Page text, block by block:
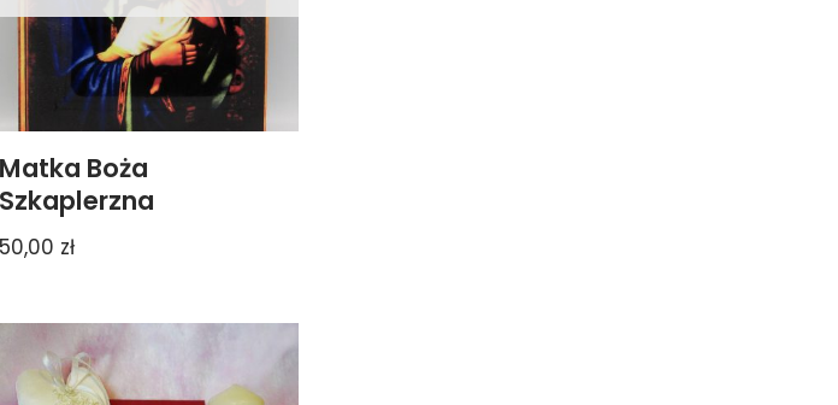
Matka Boża
Szkaplerzna
50,00 zł